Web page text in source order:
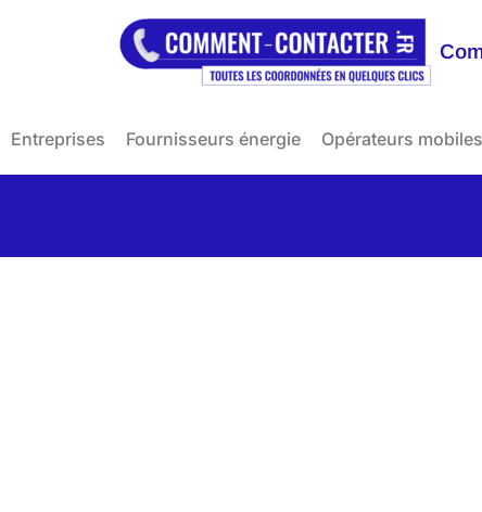
Entreprises Fournisseurs énergie Opérateurs mobiles